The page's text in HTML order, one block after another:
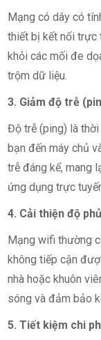
Mạng có dây có
thiết bị kết nối
khỏi các mối đe
trộm dữ liệu.
3. Giảm độ trễ
Độ trễ (ping) là
bạn đến máy chủ
trễ đáng kể, mang
ứng dụng trực
4. Cải thiện độ
Mạng wifi thường
không tiếp cận
nhà hoặc khuôn
sóng và đảm bảo
5. Tiết kiệm chi